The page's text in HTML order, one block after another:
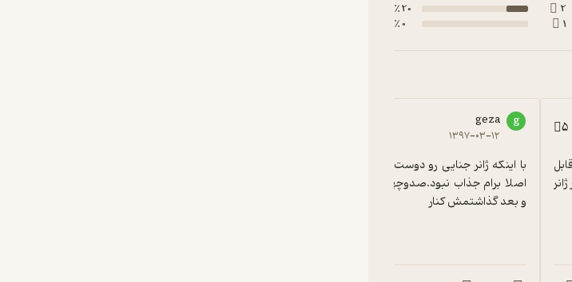
2
20 ٪
1
0 ٪
5
g
geza
۱۳۹۷-۰۳-۱۲
و بعد گذاشتمش کنار